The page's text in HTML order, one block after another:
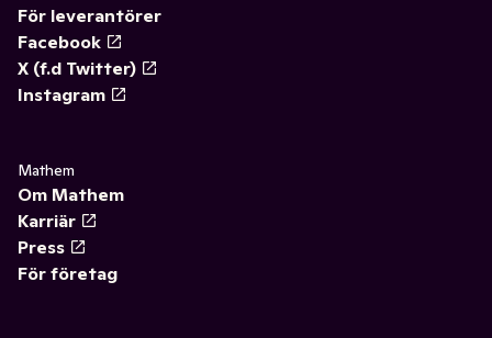
För leverantörer
Facebook
X (f.d Twitter)
Instagram
Mathem
Om Mathem
Karriär
Press
För företag